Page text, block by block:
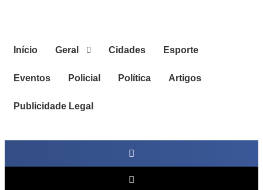
Início
Geral Cidades Esporte
Eventos Policial Política Artigos
Publicidade Legal